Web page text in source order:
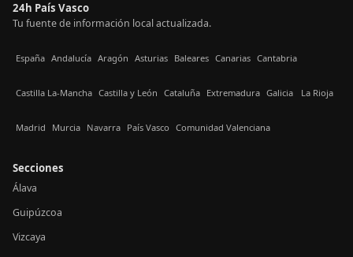
24h País Vasco
Tu fuente de información local actualizada.
España Andalucía Aragón Asturias Baleares Canarias Cantabria
Castilla La-Mancha Castilla y León Cataluña Extremadura Galicia La Rioja
Madrid Murcia Navarra País Vasco Comunidad Valenciana
Secciones
Álava
Guipúzcoa
Vizcaya